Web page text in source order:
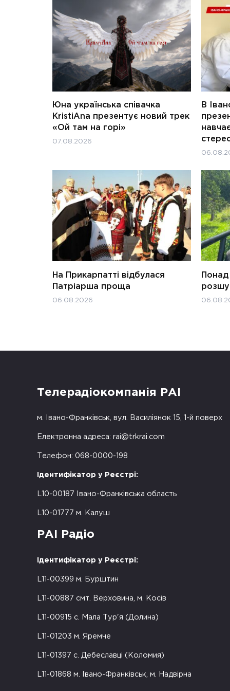
Юна українська співачка
KristiAna презентує новий трек
«Ой там на горі»
07.08.2026
В
На Прикарпатті відбулася
Патріарша проща
06.08.2026
Понад
Телерадіокомпанія РАІ
м. Івано-Франківськ, вул. Василіянок 15, 1-й поверх
Електронна адреса: rai@trkrai.com
Телефон: 068-0000-198
Ідентифікатор у Реєстрі:
L10-00187 Івано-Франківська область
L10-01777 м. Калуш
РАІ Радіо
Ідентифікатор у Реєстрі:
L11-00399 м. Бурштин
L11-00887 смт. Верховина, м. Косів
L11-00915 с. Мала Тур'я (Долина)
L11-01203 м. Яремче
L11-01397 с. Дебеславці (Коломия)
L11-01868 м. Івано-Франківськ, м. Надвірна